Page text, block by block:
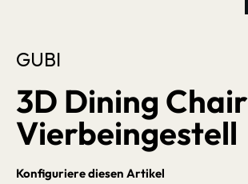
GUBI
3D Dining Chair
Vierbeingestell
Konfiguriere diesen Artikel